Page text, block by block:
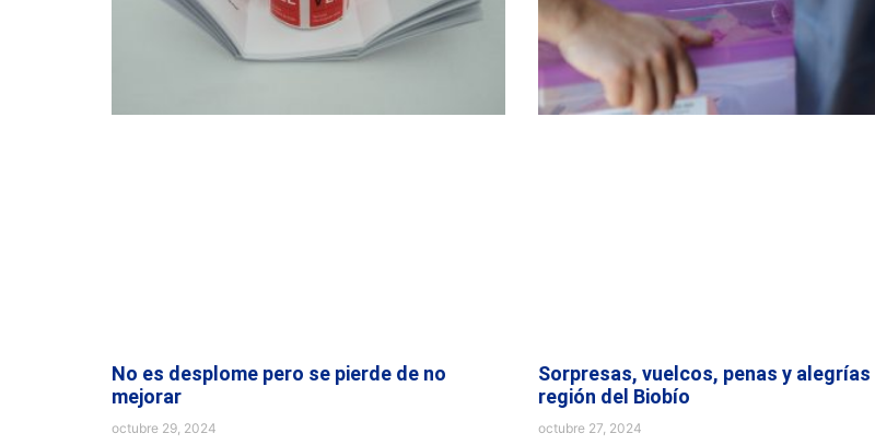
No es desplome pero se pierde de no
mejorar
octubre 29, 2024
Sorpresas, vuelcos, penas y alegrías
región del Biobío
octubre 27, 2024